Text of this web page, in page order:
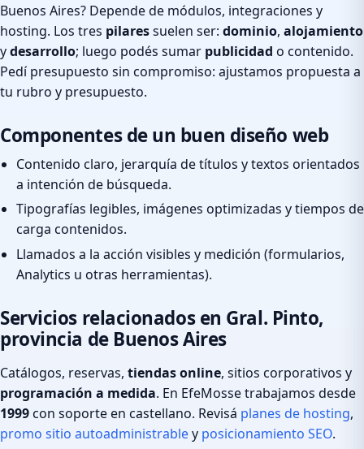
Buenos Aires? Depende de módulos, integraciones y
hosting. Los tres pilaressuelen ser: dominio, alojamiento
ydesarrollo; luego podés sumar publicidad o contenido.
Pedí presupuesto sin compromiso: ajustamos propuesta a
tu rubro y presupuesto.
Componentes de un buen diseño web
Contenido claro, jerarquía de títulos y textos orientados
a intención de búsqueda.
Tipografías legibles, imágenes optimizadas y tiempos de
carga contenidos.
Llamados a la acción visibles y medición (formularios,
Analytics u otras herramientas).
Servicios relacionados en Gral. Pinto,
provincia de Buenos Aires
Catálogos, reservas, tiendas online, sitios corporativos y
programación a medida. En EfeMosse trabajamos desde
1999con soporte en castellano. Revisá planes de hosting,
promo sitio autoadministrabley posicionamiento SEO.